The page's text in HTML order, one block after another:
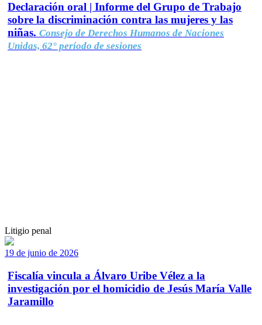
Declaración oral | Informe del Grupo de Trabajo
sobre la discriminación contra las mujeres y las
niñas. Consejo de Derechos Humanos de Naciones
Unidas, 62° período de sesiones
Litigio penal
19 de junio de 2026
Fiscalía vincula a Álvaro Uribe Vélez a la
investigación por el homicidio de Jesús María Valle
Jaramillo